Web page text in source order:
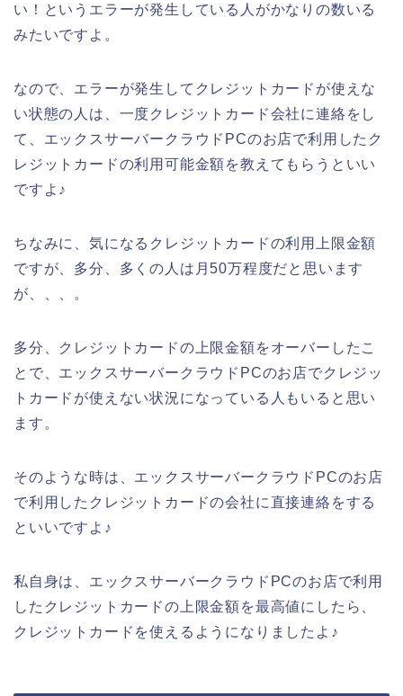
い！というエラーが発生している人がかなりの数いる
みたいですよ。
なので、エラーが発生してクレジットカードが使えな
い状態の人は、一度クレジットカード会社に連絡をし
て、エックスサーバークラウドPCのお店で利用したク
レジットカードの利用可能金額を教えてもらうといい
ですよ♪
ちなみに、気になるクレジットカードの利用上限金額
ですが、多分、多くの人は月50万程度だと思います
が、、、。
多分、クレジットカードの上限金額をオーバーしたこ
とで、エックスサーバークラウドPCのお店でクレジッ
トカードが使えない状況になっている人もいると思い
ます。
そのような時は、エックスサーバークラウドPCのお店
で利用したクレジットカードの会社に直接連絡をする
といいですよ♪
私自身は、エックスサーバークラウドPCのお店で利用
したクレジットカードの上限金額を最高値にしたら、
クレジットカードを使えるようになりましたよ♪